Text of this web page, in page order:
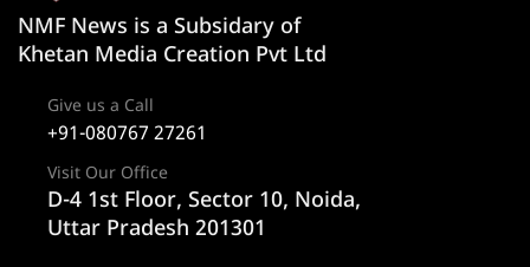
NMF News is a Subsidary of
Khetan Media Creation Pvt Ltd
Give us a Call
+91-080767 27261
Visit Our Office
D-4 1st Floor, Sector 10, Noida,
Uttar Pradesh 201301